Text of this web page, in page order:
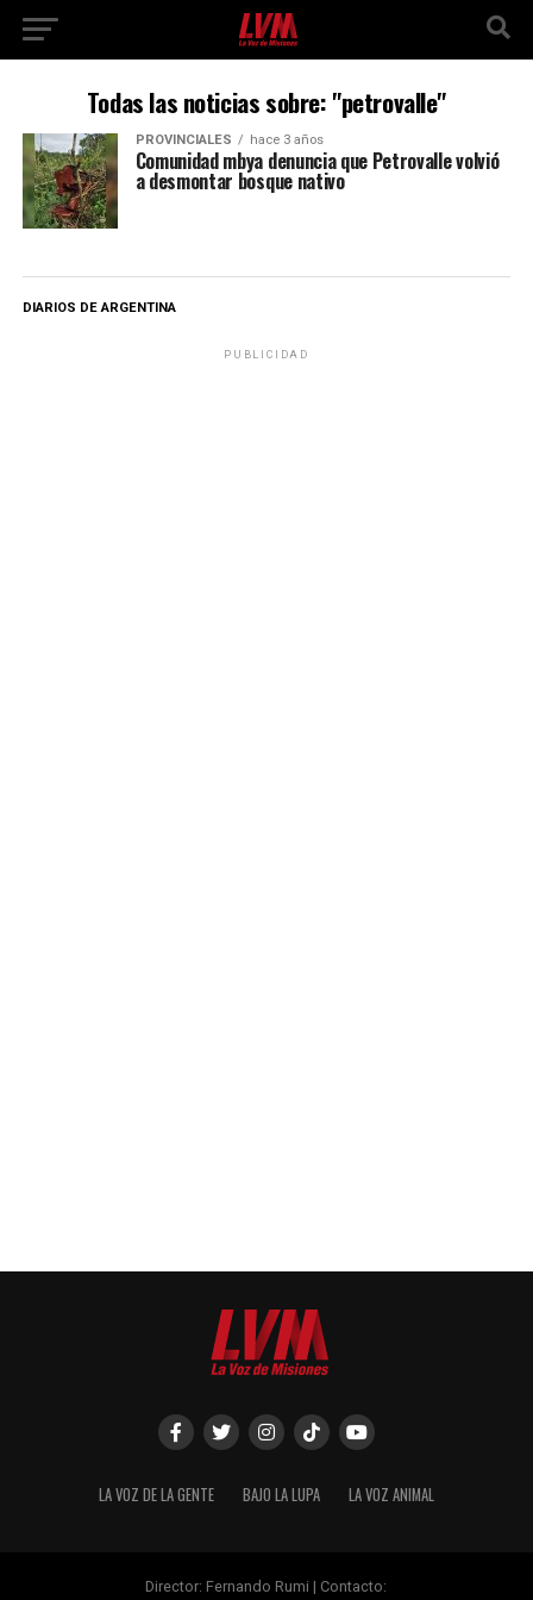
Todas las noticias sobre: "petrovalle"
PROVINCIALES hace 3 años
Comunidad mbya denuncia que Petrovalle volvió
a desmontar bosque nativo
DIARIOS DE ARGENTINA
PUBLICIDAD
LA VOZ DE LA GENTE BAJO LA LUPA LA VOZ ANIMAL
Director: Fernando Rumi | Contacto: